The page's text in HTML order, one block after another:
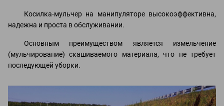
Косилка-мульчер на манипуляторе высокоэффективна,
надежна и проста в обслуживании.
Основным преимуществом является измельчение
(мульчирование) скашиваемого материала, что не требует
последующей уборки.